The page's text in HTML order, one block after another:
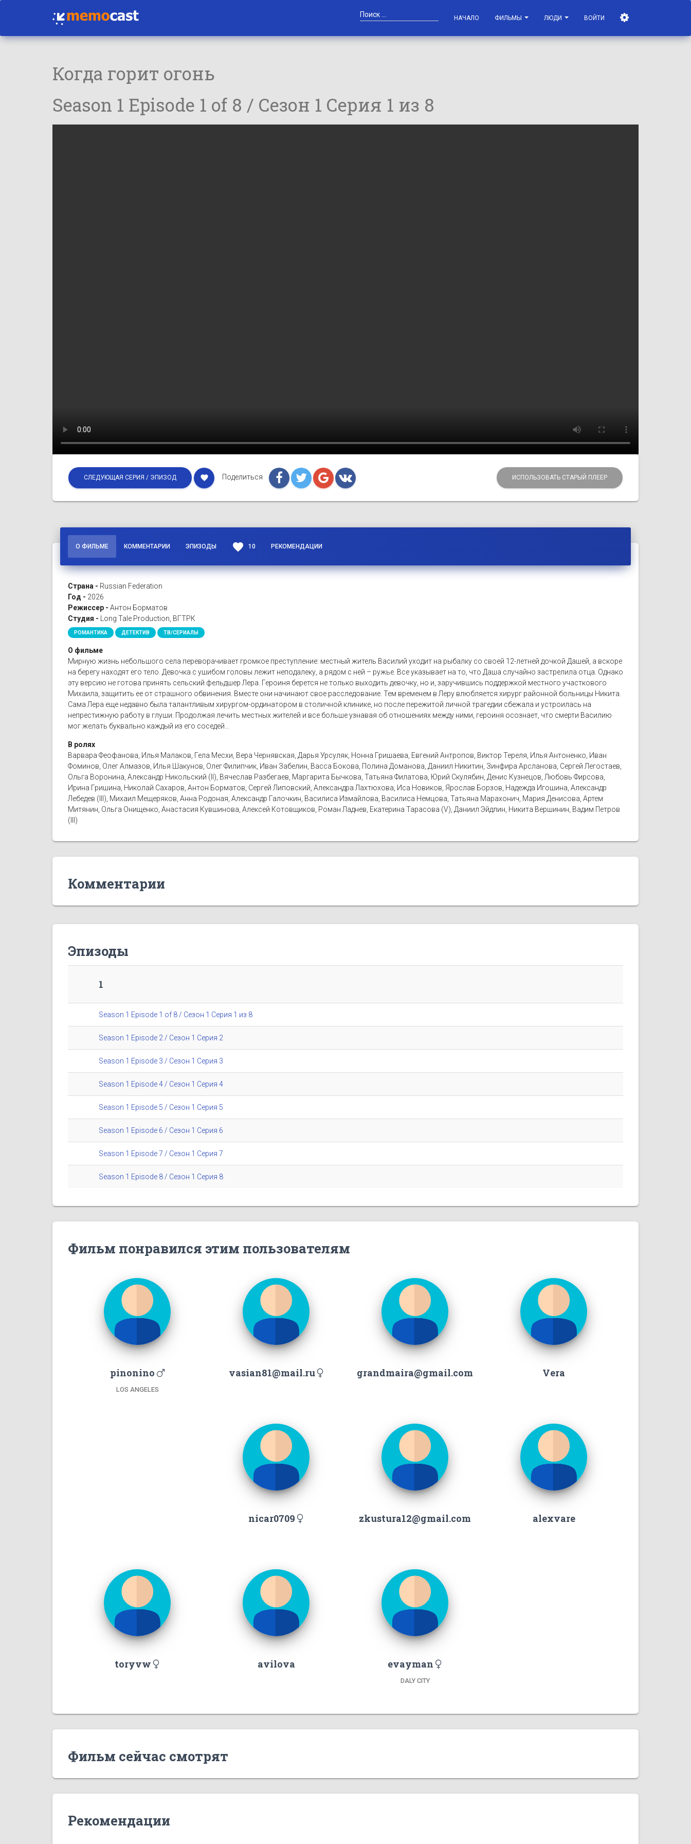
НАЧАЛО ФИЛЬМЫ ЛЮДИ ВОЙТИ
Когда горит огонь
Season 1 Episode 1 of 8 / Сезон 1 Серия 1 из 8
СЛЕДУЮЩАЯ СЕРИЯ / ЭПИЗОД favorite Поделиться ИСПОЛЬЗОВАТЬ СТАРЫЙ ПЛЕЕР
О ФИЛЬМЕ КОММЕНТАРИИ ЭПИЗОДЫ favorite 10 РЕКОМЕНДАЦИИ
Страна - Russian Federation
Год - 2026
Режиссер - Антон Борматов
Студия - Long Tale Production, ВГТРК
РОМАНТИКА ДЕТЕКТИВ ТВ/СЕРИАЛЫ
О фильме
Мирную жизнь небольшого села переворачивает громкое преступление: местный житель Василий уходит на рыбалку со своей 12-летней дочкой Дашей, а вскоре
на берегу находят его тело. Девочка с ушибом головы лежит неподалеку, а рядом с ней – ружье. Все указывает на то, что Даша случайно застрелила отца. Однако
эту версию не готова принять сельский фельдшер Лера. Героиня берется не только выходить девочку, но и, заручившись поддержкой местного участкового
Михаила, защитить ее от страшного обвинения. Вместе они начинают свое расследование. Тем временем в Леру влюбляется хирург районной больницы Никита.
Сама Лера еще недавно была талантливым хирургом-ординатором в столичной клинике, но после пережитой личной трагедии сбежала и устроилась на
непрестижную работу в глуши. Продолжая лечить местных жителей и все больше узнавая об отношениях между ними, героиня осознает, что смерти Василию
мог желать буквально каждый из его соседей...
В ролях
Варвара Феофанова, Илья Малаков, Гела Месхи, Вера Чернявская, Дарья Урсуляк, Нонна Гришаева, Евгений Антропов, Виктор Тереля, Илья Антоненко, Иван
Фоминов, Олег Алмазов, Илья Шакунов, Олег Филипчик, Иван Забелин, Васса Бокова, Полина Доманова, Даниил Никитин, Зинфира Арсланова, Сергей Легостаев,
Ольга Воронина, Александр Никольский (II), Вячеслав Разбегаев, Маргарита Бычкова, Татьяна Филатова, Юрий Скулябин, Денис Кузнецов, Любовь Фирсова,
Ирина Гришина, Николай Сахаров, Антон Борматов, Сергей Липовский, Александра Лахтюхова, Иса Новиков, Ярослав Борзов, Надежда Игошина, Александр
Лебедев (III), Михаил Мещеряков, Анна Родоная, Александр Галочкин, Василиса Измайлова, Василиса Немцова, Татьяна Марахонич, Мария Денисова, Артем
Митянин, Ольга Онищенко, Анастасия Кувшинова, Алексей Котовщиков, Роман Ладнев, Екатерина Тарасова (V), Даниил Эйдлин, Никита Вершинин, Вадим Петров
(III)
Комментарии
Эпизоды
1
Season 1 Episode 1 of 8 / Сезон 1 Серия 1 из 8
Season 1 Episode 2 / Сезон 1 Серия 2
Season 1 Episode 3 / Сезон 1 Серия 3
Season 1 Episode 4 / Сезон 1 Серия 4
Season 1 Episode 5 / Сезон 1 Серия 5
Season 1 Episode 6 / Сезон 1 Серия 6
Season 1 Episode 7 / Сезон 1 Серия 7
Season 1 Episode 8 / Сезон 1 Серия 8
Фильм понравился этим пользователям
pinonino
LOS ANGELES
vasian81@mail.ru grandmaira@gmail.com Vera
nicar0709 zkustura12@gmail.com alexvare
toryvw avilova evayman
DALY CITY
Фильм сейчас смотрят
Рекомендации